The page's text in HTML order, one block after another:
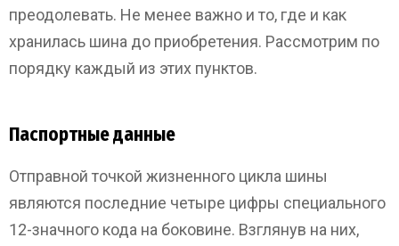
преодолевать. Не менее важно и то, где и как
хранилась шина до приобретения. Рассмотрим по
порядку каждый из этих пунктов.
Паспортные данные
Отправной точкой жизненного цикла шины
являются последние четыре цифры специального
12-значного кода на боковине. Взглянув на них,